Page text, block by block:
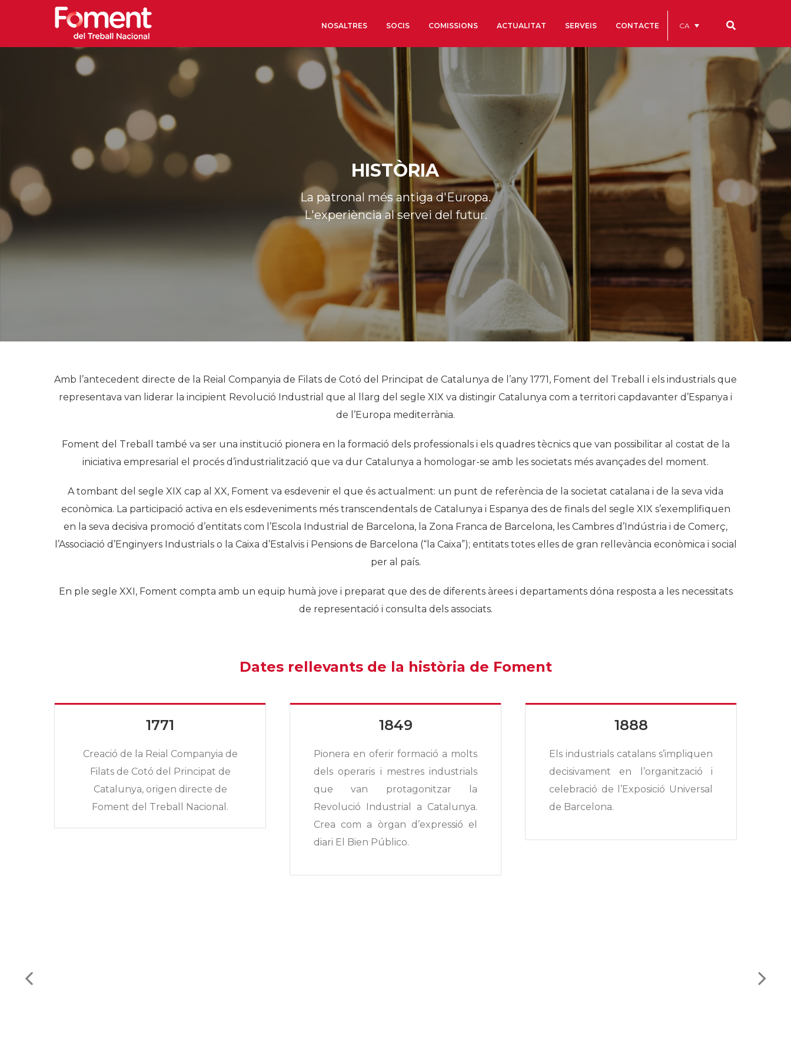
NOSALTRES
Sobre nosaltres
Òrgans de Govern
Òrgans Consultius
Estructura Executiva
Institut d’Estudis Estratègics
Societat Barcelonesa d’Estudis
Econòmics i Socials
Organitzacions territorials
Organitzacions sectorials
Coneix més
Història
Galeria de Presidents
Biblioteca Arxiu
Seu Social
Els nostres codis
Comptes Anuals
Codi Ètic i de Bon Govern
Portal de la Transparència
SOCIS COMISSIONS ACTUALITAT SERVEIS CONTACTE CA
HISTÒRIA
La patronal més antiga d'Europa.
L'experiència al servei del futur.
Amb l’antecedent directe de la Reial Companyia de Filats de Cotó del Principat de Catalunya de l’any 1771, Foment del Treball i els industrials que
representava van liderar la incipient Revolució Industrial que al llarg del segle XIX va distingir Catalunya com a territori capdavanter d’Espanya i
de l’Europa mediterrània.
Foment del Treball també va ser una institució pionera en la formació dels professionals i els quadres tècnics que van possibilitar al costat de la
iniciativa empresarial el procés d’industrialització que va dur Catalunya a homologar-se amb les societats més avançades del moment.
A tombant del segle XIX cap al XX, Foment va esdevenir el que és actualment: un punt de referència de la societat catalana i de la seva vida
econòmica. La participació activa en els esdeveniments més transcendentals de Catalunya i Espanya des de finals del segle XIX s’exemplifiquen
en la seva decisiva promoció d’entitats com l’Escola Industrial de Barcelona, la Zona Franca de Barcelona, les Cambres d’Indústria i de Comerç,
l’Associació d’Enginyers Industrials o la Caixa d’Estalvis i Pensions de Barcelona (“la Caixa”); entitats totes elles de gran rellevància econòmica i social
per al país.
En ple segle XXI, Foment compta amb un equip humà jove i preparat que des de diferents àrees i departaments dóna resposta a les necessitats
de representació i consulta dels associats.
Dates rellevants de la història de Foment
1771
Creació de la Reial Companyia de
Filats de Cotó del Principat de
Catalunya, origen directe de
Foment del Treball Nacional.
1849
Pionera en oferir formació a molts
dels operaris i mestres industrials
que van protagonitzar la
Revolució Industrial a Catalunya.
Crea com a òrgan d’expressió el
diari El Bien Público.
1888
Els industrials catalans s’impliquen
decisivament en l’organització i
celebració de l’Exposició Universal
de Barcelona.